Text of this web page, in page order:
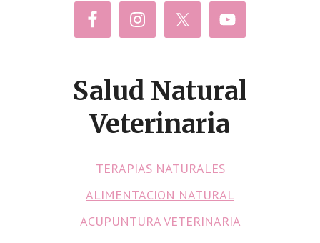
Salud Natural
Veterinaria
TERAPIAS NATURALES
ALIMENTACION NATURAL
ACUPUNTURA VETERINARIA